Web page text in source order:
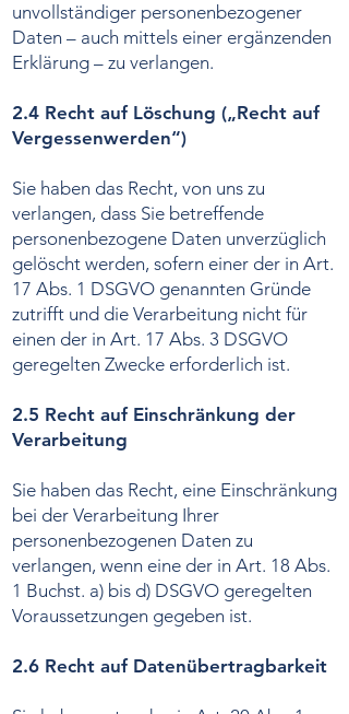
unvollständiger personenbezogener
Daten – auch mittels einer ergänzenden
Erklärung – zu verlangen.
2.4 Recht auf Löschung („Recht auf
Vergessenwerden“)
Sie haben das Recht, von uns zu
verlangen, dass Sie betreffende
personenbezogene Daten unverzüglich
gelöscht werden, sofern einer der in Art.
17 Abs. 1 DSGVO genannten Gründe
zutrifft und die Verarbeitung nicht für
einen der in Art. 17 Abs. 3 DSGVO
geregelten Zwecke erforderlich ist.
2.5 Recht auf Einschränkung der
Verarbeitung
Sie haben das Recht, eine Einschränkung
bei der Verarbeitung Ihrer
personenbezogenen Daten zu
verlangen, wenn eine der in Art. 18 Abs.
1 Buchst. a) bis d) DSGVO geregelten
Voraussetzungen gegeben ist.
2.6 Recht auf Datenübertragbarkeit